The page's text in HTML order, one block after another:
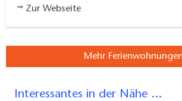
Zur Webseite
Mehr Ferienwohnungen
Interessantes in der Nähe ...